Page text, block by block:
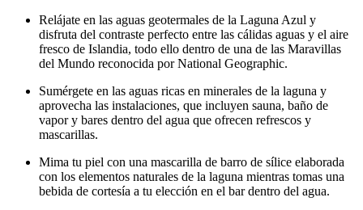
Relájate en las aguas geotermales de la Laguna Azul y
disfruta del contraste perfecto entre las cálidas aguas y el aire
fresco de Islandia, todo ello dentro de una de las Maravillas
del Mundo reconocida por National Geographic.
Sumérgete en las aguas ricas en minerales de la laguna y
aprovecha las instalaciones, que incluyen sauna, baño de
vapor y bares dentro del agua que ofrecen refrescos y
mascarillas.
Mima tu piel con una mascarilla de barro de sílice elaborada
con los elementos naturales de la laguna mientras tomas una
bebida de cortesía a tu elección en el bar dentro del agua.